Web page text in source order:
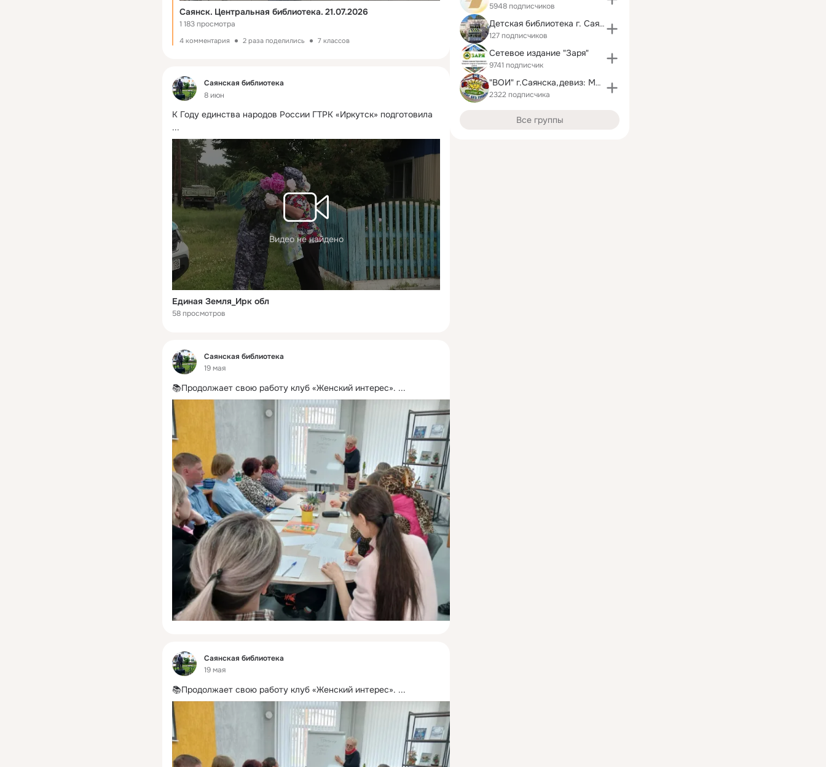
Саянск. Центральная библиотека. 21.07.2026
1 183 просмотра
4 комментария 2 раза поделились 7 классов
Фид
Саянская библиотека
8 июн
К Году единства народов России ГТРК «Иркутск» подготовила
...
Видео не найдено
Единая Земля_Ирк обл
58 просмотров
Фид
Саянская библиотека
19 мая
📚Продолжает свою работу клуб «Женский интерес». ...
Фид
Саянская библиотека
19 мая
📚Продолжает свою работу клуб «Женский интерес». ...
5948 подписчиков
Детская библиотека г. Саянска
127 подписчиков
Сетевое издание "Заря"
9741 подписчик
"ВОИ" г.Саянска,девиз: Мир без границ!- сообщество
2322 подписчика
Все группы